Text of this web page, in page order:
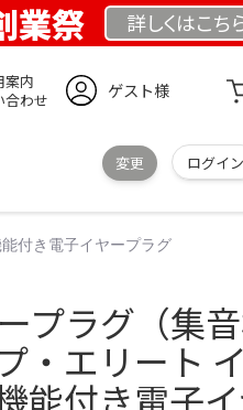
業祭 詳しくはこち
案内
合わせ
ゲスト様
変更 ログイン
付き電子イヤープラグ
プラグ（集
・エリート
能付き電子